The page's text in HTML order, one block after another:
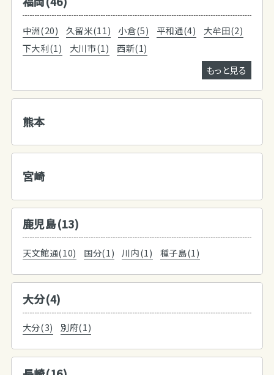
中洲(20) 久留米(11) 小倉(5) 平和通(4)
大牟田(2)
下大利(1)
大川市(1)
西新(1)
もっと見る
熊本
宮崎
鹿児島(13)
天文館通(10) 国分(1) 川内(1) 種子島(1)
大分(4)
大分(3) 別府(1)